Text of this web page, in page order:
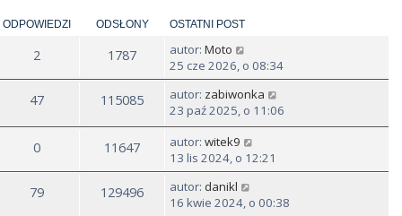
ODPOWIEDZI ODSŁONY OSTATNI POST
2 1787 autor: Moto
25 cze 2026, o 08:34
47 115085 autor: zabiwonka
23 paź 2025, o 11:06
0 11647 autor: witek9
13 lis 2024, o 12:21
79 129496 autor: danikl
16 kwie 2024, o 00:38